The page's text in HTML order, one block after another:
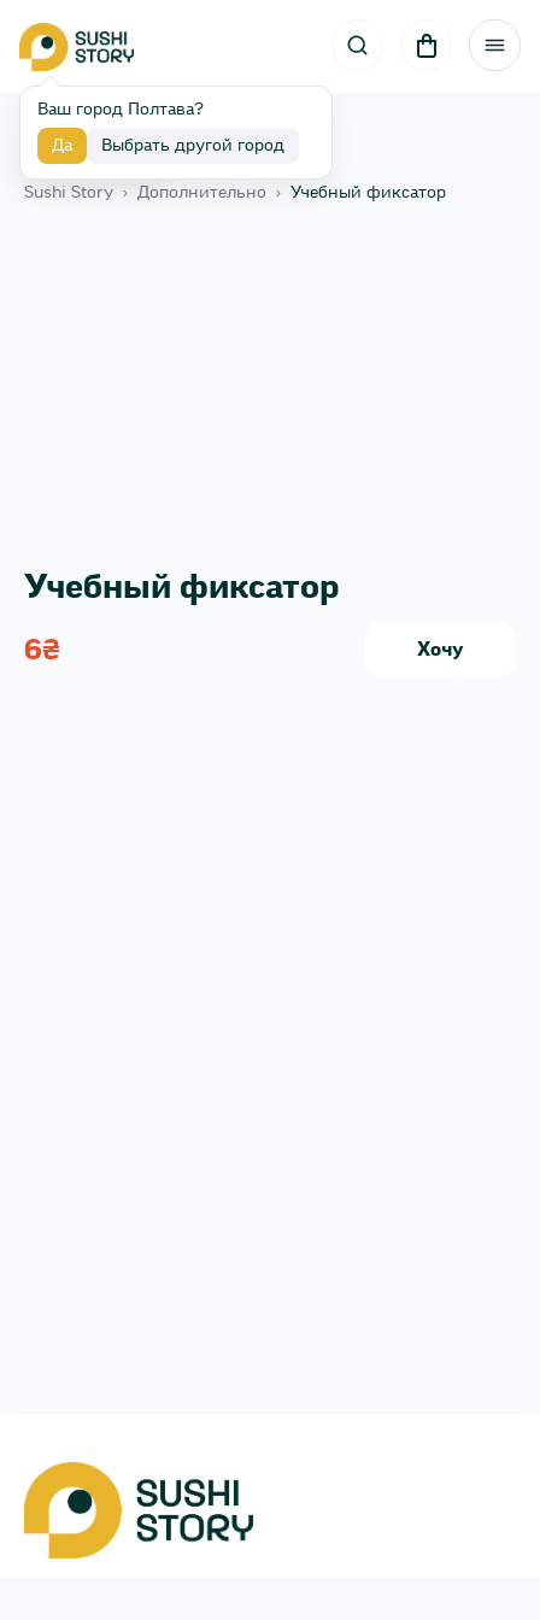
Ваш город Полтава?
Да Выбрать другой город
Назад
Sushi Story › Дополнительно › Учебный фиксатор
Учебный фиксатор
6₴ Хочу